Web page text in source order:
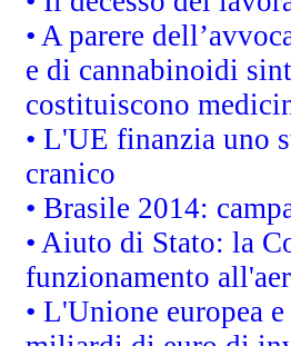
• A parere
e di cannabinoidi
costituiscono
• L'UE finanzia uno
cranico
• Brasile 2014:
• Aiuto di Stato: la
funzionamento
• L'Unione europea